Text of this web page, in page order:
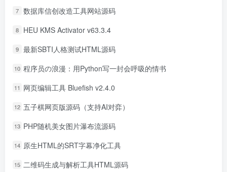
7 数据库信创改造工具网站源码
8 HEU KMS Activator v63.3.4
9 最新SBTI人格测试HTML源码
10 程序员の浪漫：用Python写一封会呼吸的情书
11 网页编辑工具 Bluefish v2.4.0
12 五子棋网页版源码（支持AI对弈）
13 PHP随机美女图片瀑布流源码
14 原生HTML的SRT字幕净化工具
15 二维码生成与解析工具HTML源码